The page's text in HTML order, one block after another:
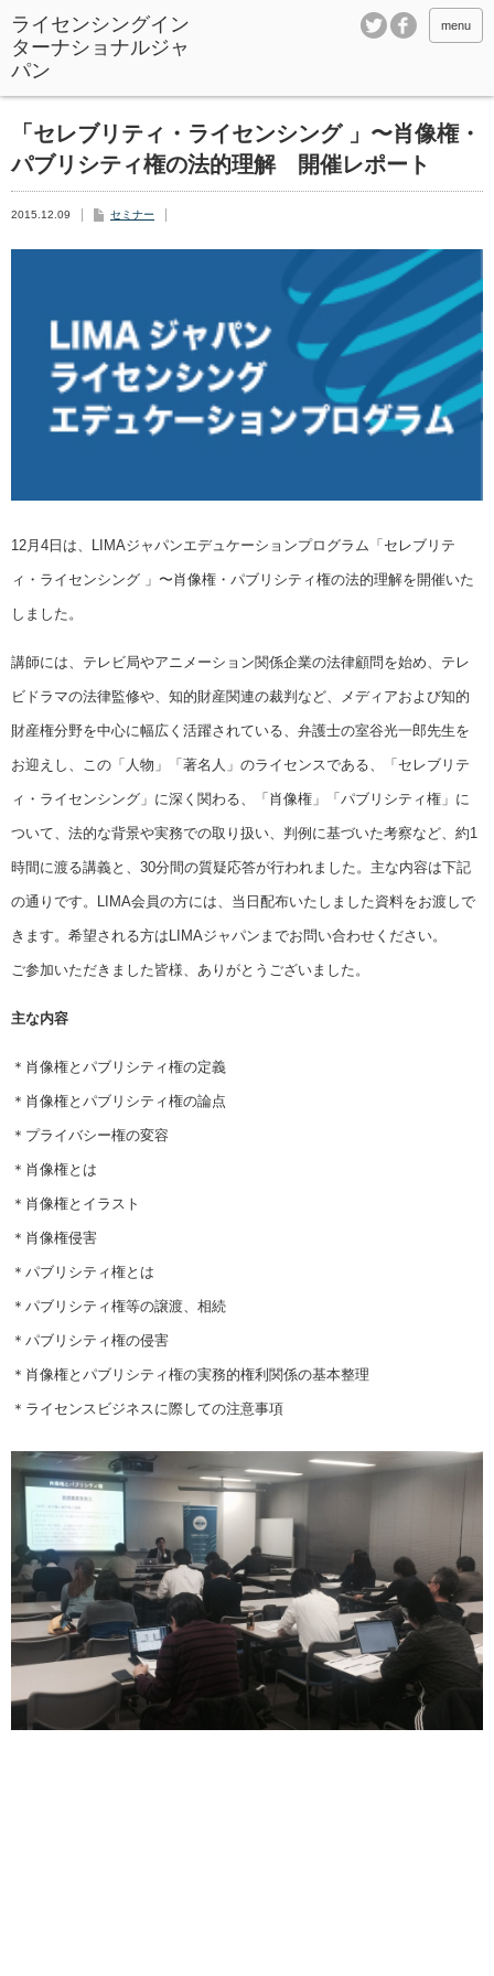
ライセンシングイン
ターナショナルジャ
パン
menu
「セレブリティ・ライセンシング 」〜肖像権・
パブリシティ権の法的理解 開催レポート
2015.12.09 セミナー
12月4日は、LIMAジャパンエデュケーションプログラム「セレブリテ
ィ・ライセンシング 」〜肖像権・パブリシティ権の法的理解を開催いた
しました。
講師には、テレビ局やアニメーション関係企業の法律顧問を始め、テレ
ビドラマの法律監修や、知的財産関連の裁判など、メディアおよび知的
財産権分野を中心に幅広く活躍されている、弁護士の室谷光一郎先生を
お迎えし、この「人物」「著名人」のライセンスである、「セレブリテ
ィ・ライセンシング」に深く関わる、「肖像権」「パブリシティ権」に
ついて、法的な背景や実務での取り扱い、判例に基づいた考察など、約1
時間に渡る講義と、30分間の質疑応答が行われました。主な内容は下記
の通りです。LIMA会員の方には、当日配布いたしました資料をお渡しで
きます。希望される方はLIMAジャパンまでお問い合わせください。
ご参加いただきました皆様、ありがとうございました。
主な内容
＊肖像権とパブリシティ権の定義
＊肖像権とパブリシティ権の論点
＊プライバシー権の変容
＊肖像権とは
＊肖像権とイラスト
＊肖像権侵害
＊パブリシティ権とは
＊パブリシティ権等の譲渡、相続
＊パブリシティ権の侵害
＊肖像権とパブリシティ権の実務的権利関係の基本整理
＊ライセンスビジネスに際しての注意事項